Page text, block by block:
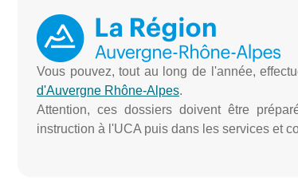
Vous pouvez, tout au long de l'année,
d'Auvergne Rhône-Alpes.
Attention, ces dossiers doivent être
instruction à l'UCA puis dans les services et